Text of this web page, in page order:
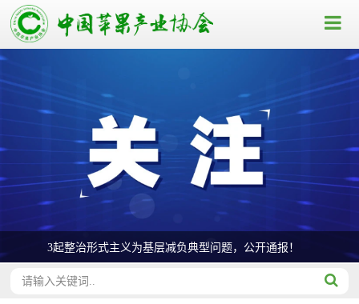
3起整治形式主义为基层减负典型问题，公开通报！